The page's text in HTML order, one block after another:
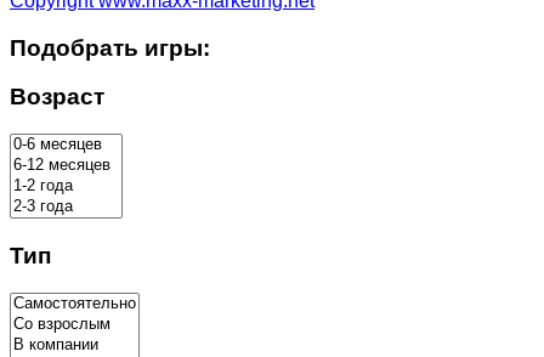
Подобрать игры:
Возраст
Тип